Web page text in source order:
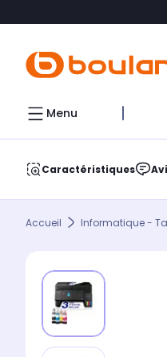
Menu
Caractéristiques
Accueil Informatique -